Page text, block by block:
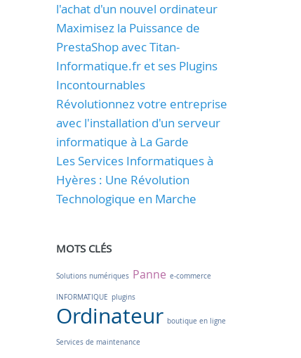
l'achat d'un nouvel ordinateur
Maximisez la Puissance de
PrestaShop avec Titan-
Informatique.fr et ses Plugins
Incontournables
Révolutionnez votre entreprise
avec l'installation d'un serveur
informatique à La Garde
Les Services Informatiques à
Hyères : Une Révolution
Technologique en Marche
MOTS CLÉS
Solutions numériques Panne e-commerce
INFORMATIQUE plugins
Ordinateur boutique en ligne
Services de maintenance